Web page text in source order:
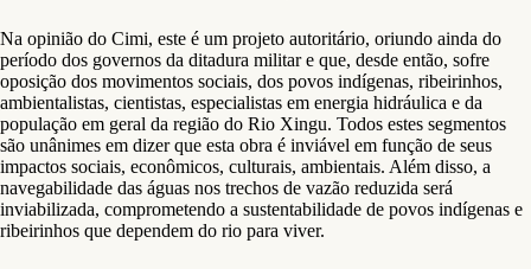
Na opinião do Cimi, este é um projeto autoritário, oriundo ainda do
período dos governos da ditadura militar e que, desde então, sofre
oposição dos movimentos sociais, dos povos indígenas, ribeirinhos,
ambientalistas, cientistas, especialistas em energia hidráulica e da
população em geral da região do Rio Xingu. Todos estes segmentos
são unânimes em dizer que esta obra é inviável em função de seus
impactos sociais, econômicos, culturais, ambientais. Além disso, a
navegabilidade das águas nos trechos de vazão reduzida será
inviabilizada, comprometendo a sustentabilidade de povos indígenas e
ribeirinhos que dependem do rio para viver.